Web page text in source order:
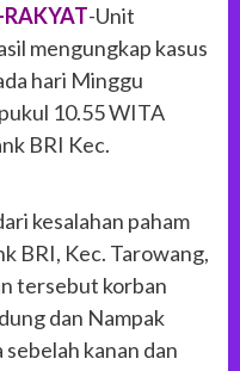
-Unit
mengungkap kasus
hari Minggu
10.55 WITA
BRI Kec.
kesalahan paham
BRI, Kec. Tarowang,
tersebut korban
dan Nampak
kanan dan